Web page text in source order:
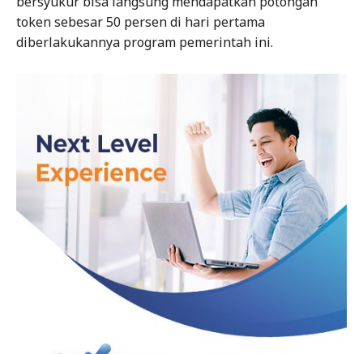
token sebesar 50 persen di hari pertama
diberlakukannya program pemerintah ini.